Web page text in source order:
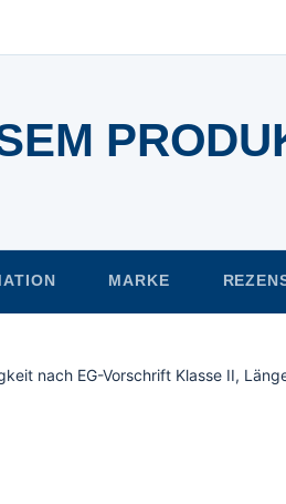
MARKE
nach EG-Vorschrift Klasse II,